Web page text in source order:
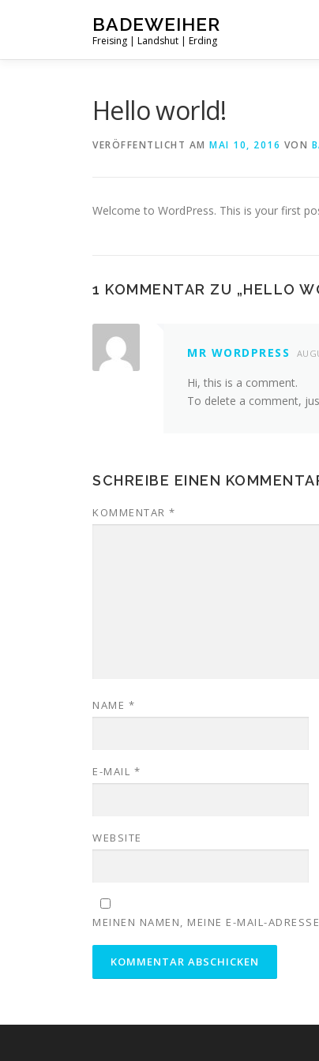
BADEWEIHER
Freising | Landshut | Erding
Hello world!
VERÖFFENTLICHT AM MAI 10, 2016 VON
Welcome to WordPress. This is your first
1 KOMMENTAR ZU „HELLO
MR WORDPRESS
Hi, this is a comment.
To delete a comment,
SCHREIBE EINEN
KOMMENTAR *
NAME *
E-MAIL *
WEBSITE
MEINEN NAMEN, MEINE E-MAIL-